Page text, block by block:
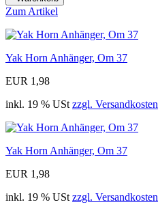
Zum Artikel
Yak Horn Anhänger, Om 37
EUR 1,98
inkl. 19 % USt zzgl. Versandkosten
Yak Horn Anhänger, Om 37
EUR 1,98
inkl. 19 % USt zzgl. Versandkosten